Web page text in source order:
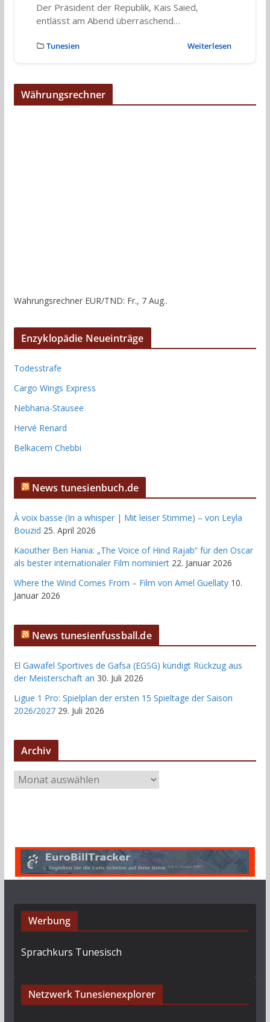
Der Präsident der Republik, Kais Saied,
entlässt am Abend überraschend…
Tunesien Weiterlesen
Währungsrechner
Währungsrechner EUR/TND: Fr., 7 Aug..
Enzyklopädie Neueinträge
Todesstrafe
Cargo Wings Express
Nebhana-Stausee
Hervé Renard
Belkacem Chebbi
News tunesienbuch.de
À voix basse (In a whisper | Mit leiser Stimme) – von Leyla
Bouzid 25. April 2026
Kaouther Ben Hania: „The Voice of Hind Rajab“ für den Oscar
als bester internationaler Film nominiert 22. Januar 2026
Where the Wind Comes From – Film von Amel Guellaty 10.
Januar 2026
News tunesienfussball.de
El Gawafel Sportives de Gafsa (EGSG) kündigt Rückzug aus
der Meisterschaft an 30. Juli 2026
Ligue 1 Pro: Spielplan der ersten 15 Spieltage der Saison
2026/2027 29. Juli 2026
Archiv
r
Werbung
Sprachkurs Tunesisch
Netzwerk Tunesienexplorer